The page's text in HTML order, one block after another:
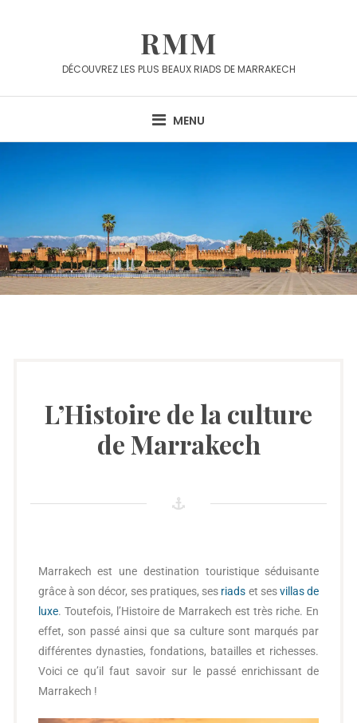
RMM
DÉCOUVREZ LES PLUS BEAUX RIADS DE MARRAKECH
MENU
L’Histoire de la culture
de Marrakech
Marrakech est une destination touristique séduisante
grâce à son décor, ses pratiques, ses riads et sesvillas de
luxe. Toutefois, l’Histoire de Marrakech est très riche. En
effet, son passé ainsi que sa culture sont marqués par
différentes dynasties, fondations, batailles et richesses.
Voici ce qu’il faut savoir sur le passé enrichissant de
Marrakech !